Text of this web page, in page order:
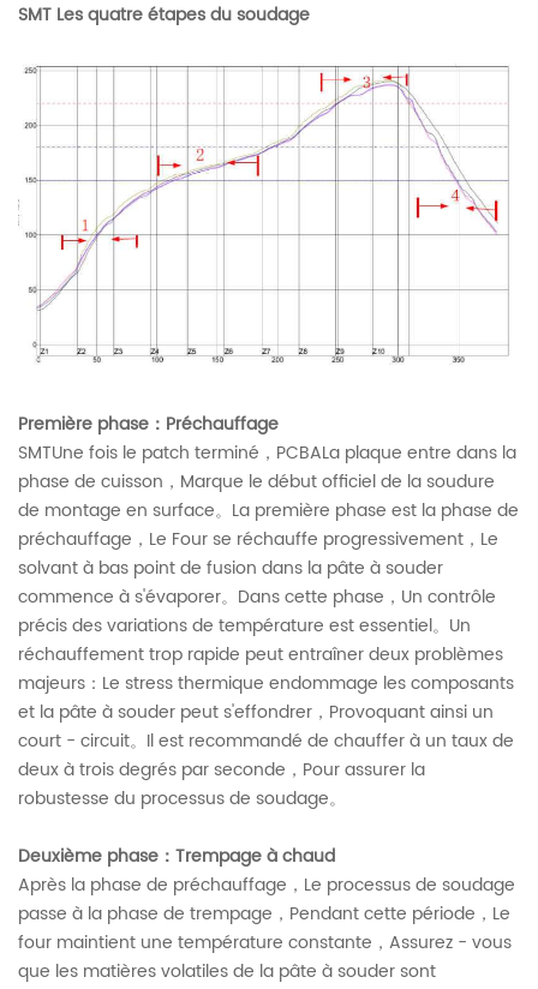
SMT Les quatre étapes du soudage
Première phase：Préchauffage
SMTUne fois le patch terminé，PCBALa plaque entre dans la
phase de cuisson，Marque le début officiel de la soudure
de montage en surface。La première phase est la phase de
préchauffage，Le Four se réchauffe progressivement，Le
solvant à bas point de fusion dans la pâte à souder
commence à s'évaporer。Dans cette phase，Un contrôle
précis des variations de température est essentiel。Un
réchauffement trop rapide peut entraîner deux problèmes
majeurs：Le stress thermique endommage les composants
et la pâte à souder peut s'effondrer，Provoquant ainsi un
court - circuit。Il est recommandé de chauffer à un taux de
deux à trois degrés par seconde，Pour assurer la
robustesse du processus de soudage。
Deuxième phase：Trempage à chaud
Après la phase de préchauffage，Le processus de soudage
passe à la phase de trempage，Pendant cette période，Le
four maintient une température constante，Assurez - vous
que les matières volatiles de la pâte à souder sont